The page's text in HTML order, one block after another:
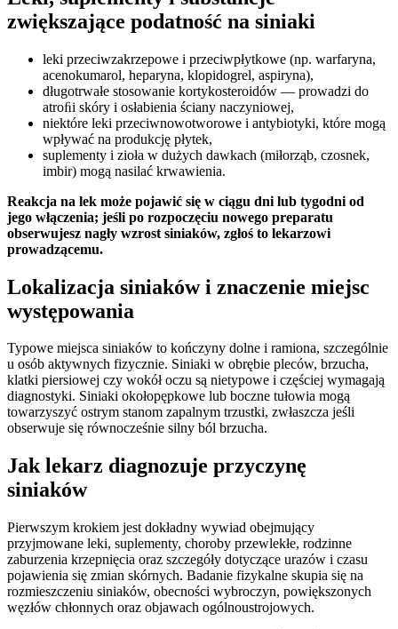
zwiększające podatność na siniaki
leki przeciwzakrzepowe i przeciwpłytkowe (np. warfaryna,
acenokumarol, heparyna, klopidogrel, aspiryna),
długotrwałe stosowanie kortykosteroidów — prowadzi do
atroﬁi skóry i osłabienia ściany naczyniowej,
niektóre leki przeciwnowotworowe i antybiotyki, które mogą
wpływać na produkcję płytek,
suplementy i zioła w dużych dawkach (miłorząb, czosnek,
imbir) mogą nasilać krwawienia.
Reakcja na lek może pojawić się w ciągu dni lub tygodni od
jego włączenia; jeśli po rozpoczęciu nowego preparatu
obserwujesz nagły wzrost siniaków, zgłoś to lekarzowi
prowadzącemu.
Lokalizacja siniaków i znaczenie miejsc
występowania
Typowe miejsca siniaków to kończyny dolne i ramiona, szczególnie
u osób aktywnych fizycznie. Siniaki w obrębie pleców, brzucha,
klatki piersiowej czy wokół oczu są nietypowe i częściej wymagają
diagnostyki. Siniaki okołopępkowe lub boczne tułowia mogą
towarzyszyć ostrym stanom zapalnym trzustki, zwłaszcza jeśli
obserwuje się równocześnie silny ból brzucha.
Jak lekarz diagnozuje przyczynę
siniaków
Pierwszym krokiem jest dokładny wywiad obejmujący
przyjmowane leki, suplementy, choroby przewlekłe, rodzinne
zaburzenia krzepnięcia oraz szczegóły dotyczące urazów i czasu
pojawienia się zmian skórnych. Badanie fizykalne skupia się na
rozmieszczeniu siniaków, obecności wybroczyn, powiększonych
węzłów chłonnych oraz objawach ogólnoustrojowych.